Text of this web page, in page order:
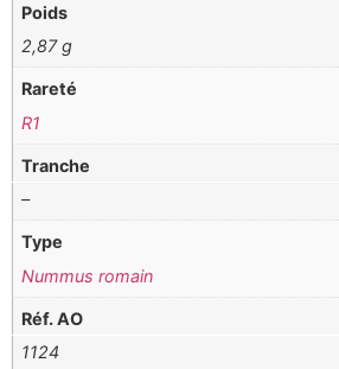
Poids
2,87 g
Rareté
R1
Tranche
–
Type
Nummus romain
Réf. AO
1124